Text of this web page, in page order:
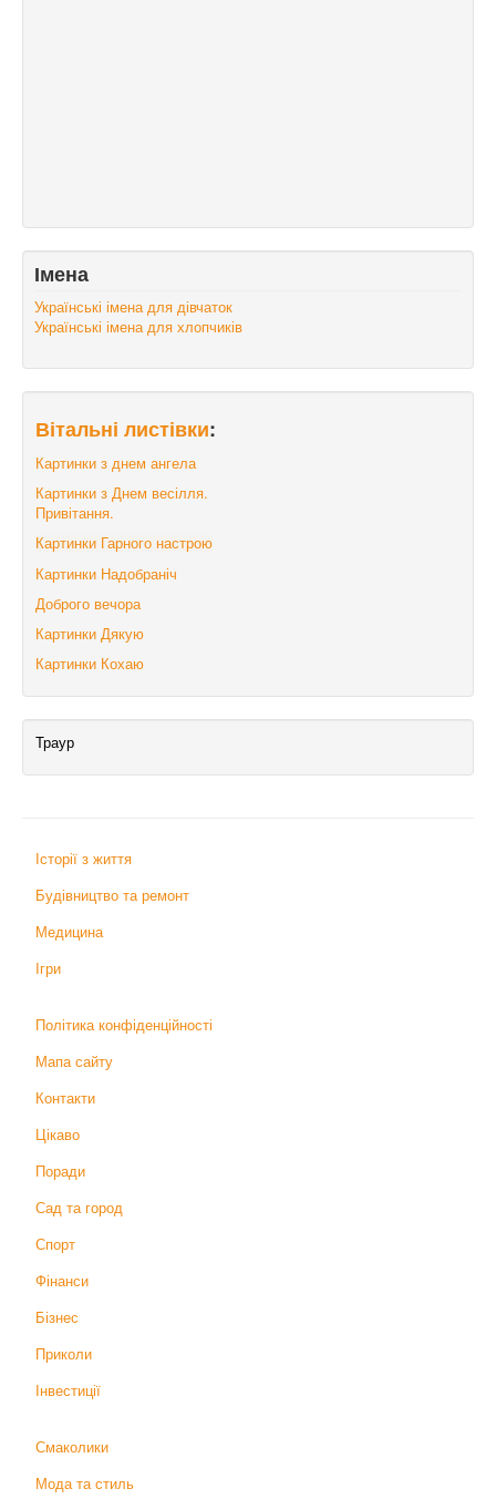
Імена
Українські імена для дівчаток
Українські імена для хлопчиків
Вітальні листівки:
Картинки з днем ангела
Картинки з Днем весілля.
Привітання.
Картинки Гарного настрою
Картинки Надобраніч
Доброго вечора
Картинки Дякую
Картинки Кохаю
Траур
Історії з життя
Будівництво та ремонт
Медицина
Ігри
Політика конфіденційності
Мапа сайту
Контакти
Цікаво
Поради
Сад та город
Спорт
Фінанси
Бізнес
Приколи
Інвестиції
Смаколики
Мода та стиль